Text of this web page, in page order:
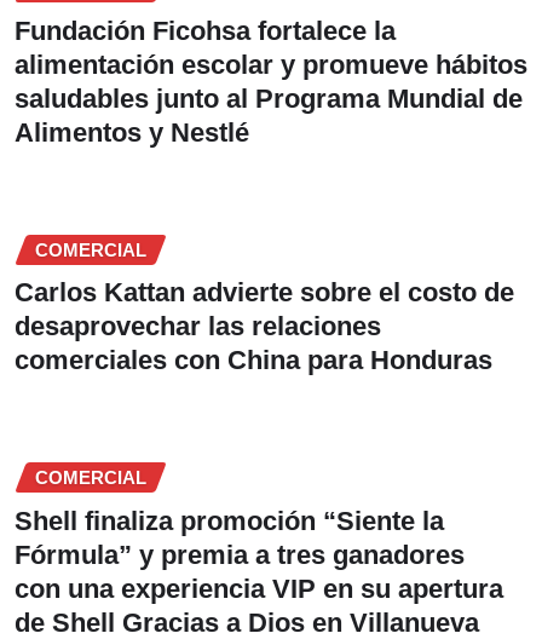
Fundación Ficohsa fortalece la
alimentación escolar y promueve hábitos
saludables junto al Programa Mundial de
Alimentos y Nestlé
COMERCIAL
Carlos Kattan advierte sobre el costo de
desaprovechar las relaciones
comerciales con China para Honduras
COMERCIAL
Shell finaliza promoción “Siente la
Fórmula” y premia a tres ganadores
con una experiencia VIP en su apertura
de Shell Gracias a Dios en Villanueva